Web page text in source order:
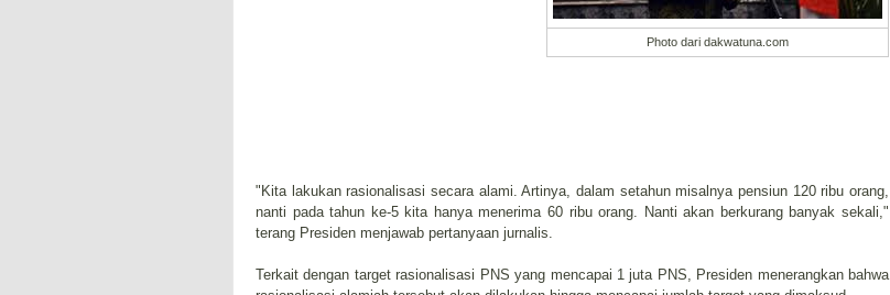
Photo dari dakwatuna.com
"Kita lakukan rasionalisasi secara alami. Artinya, dalam setahun misalnya pensiun 120 ribu orang,
nanti pada tahun ke-5 kita hanya menerima 60 ribu orang. Nanti akan berkurang banyak sekali,"
terang Presiden menjawab pertanyaan jurnalis.
Terkait dengan target rasionalisasi PNS yang mencapai 1 juta PNS, Presiden menerangkan bahwa